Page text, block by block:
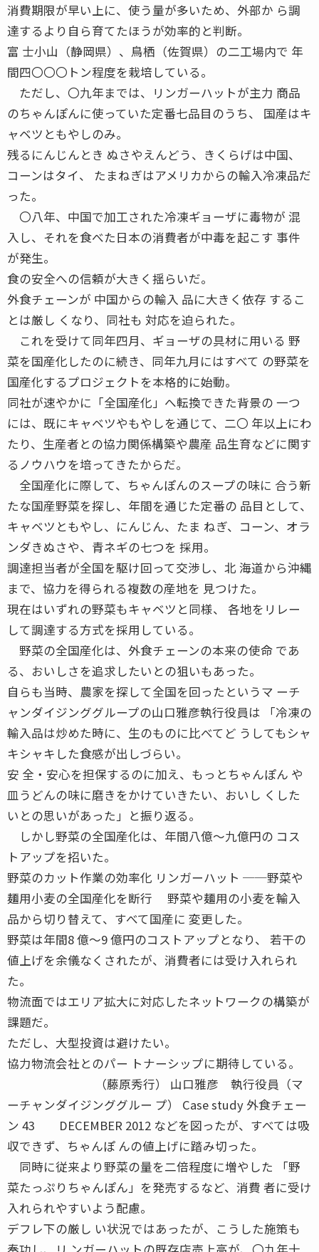
消費期限が早い上に、使う量が多いため、外部か ら調
達するより自ら育てたほうが効率的と判断。
富 士小山（静岡県）、鳥栖（佐賀県）の二工場内で 年
間四〇〇〇トン程度を栽培している。
ただし、〇九年までは、リンガーハットが主力 商品
のちゃんぽんに使っていた定番七品目のうち、 国産はキ
ャベツともやしのみ。
残るにんじんとき ぬさやえんどう、きくらげは中国、
コーンはタイ、 たまねぎはアメリカからの輸入冷凍品だ
った。
〇八年、中国で加工された冷凍ギョーザに毒物が 混
入し、それを食べた日本の消費者が中毒を起こす 事件
が発生。
食の安全への信頼が大きく揺らいだ。
外食チェーンが 中国からの輸入 品に大きく依存 するこ
とは厳し くなり、同社も 対応を迫られた。
これを受けて同年四月、ギョーザの具材に用いる 野
菜を国産化したのに続き、同年九月にはすべて の野菜を
国産化するプロジェクトを本格的に始動。
同社が速やかに「全国産化」へ転換できた背景の 一つ
には、既にキャベツやもやしを通じて、二〇 年以上にわ
たり、生産者との協力関係構築や農産 品生育などに関す
るノウハウを培ってきたからだ。
全国産化に際して、ちゃんぽんのスープの味に 合う新
たな国産野菜を探し、年間を通じた定番の 品目として、
キャベツともやし、にんじん、たま ねぎ、コーン、オラ
ンダきぬさや、青ネギの七つを 採用。
調達担当者が全国を駆け回って交渉し、北 海道から沖縄
まで、協力を得られる複数の産地を 見つけた。
現在はいずれの野菜もキャベツと同様、 各地をリレー
して調達する方式を採用している。
野菜の全国産化は、外食チェーンの本来の使命 であ
る、おいしさを追求したいとの狙いもあった。
自らも当時、農家を探して全国を回ったというマ ーチ
ャンダイジンググループの山口雅彦執行役員は 「冷凍の
輸入品は炒めた時に、生のものに比べてど うしてもシャ
キシャキした食感が出しづらい。
安 全・安心を担保するのに加え、もっとちゃんぽん や
皿うどんの味に磨きをかけていきたい、おいし くした
いとの思いがあった」と振り返る。
しかし野菜の全国産化は、年間八億〜九億円の コス
トアップを招いた。
野菜のカット作業の効率化 リンガーハット ──野菜や
麺用小麦の全国産化を断行 野菜や麺用の小麦を輸入
品から切り替えて、すべて国産に 変更した。
野菜は年間8 億〜9 億円のコストアップとなり、 若干の
値上げを余儀なくされたが、消費者には受け入れられ
た。
物流面ではエリア拡大に対応したネットワークの構築が
課題だ。
ただし、大型投資は避けたい。
協力物流会社とのパー トナーシップに期待している。
（藤原秀行） 山口雅彦 執行役員（マ
ーチャンダイジンググルー プ） Case study 外食チェー
ン 43 DECEMBER 2012 などを図ったが、すべては吸
収できず、ちゃんぽ んの値上げに踏み切った。
同時に従来より野菜の量を二倍程度に増やした 「野
菜たっぷりちゃんぽん」を発売するなど、消費 者に受け
入れられやすいよう配慮。
デフレ下の厳し い状況ではあったが、こうした施策も